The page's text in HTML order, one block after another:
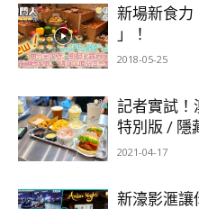
新場新食力
」！
2018-05-25
記者實試！
特別版 / 隱
2021-04-17
新濠影滙讓